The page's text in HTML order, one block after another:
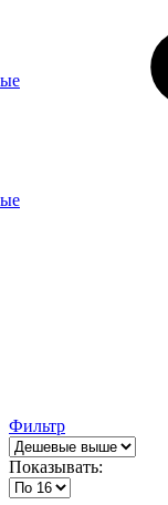
Фильтр
Показывать: